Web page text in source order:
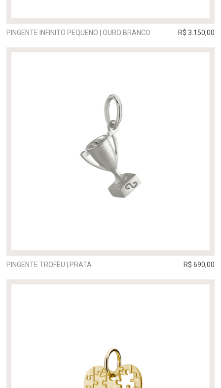
PINGENTE INFINITO PEQUENO | OURO BRANCO R$ 3.150,00
PINGENTE TROFÉU | PRATA R$ 690,00